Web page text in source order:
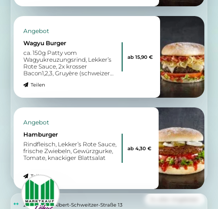
Angebot
Wagyu Burger
ca. 150g Patty vom
Wagyukreuzungsrind, Lekker’s
Rote Sauce, 2x krosser
Bacon1,2,3, Gruyère (schweizer
Tomate, knackiger Blattsalat
Teilen
ab 15,90 €
Angebot
Hamburger
Rindfleisch, Lekker’s Rote Sauce,
frische Zwiebeln, Gewürzgurke,
Tomate, knackiger Blattsalat
Teilen
ab 4,30 €
2.88 km
Albert-Schweitzer-Straße 13